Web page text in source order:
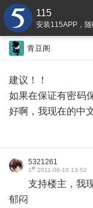
115
安装115APP，
青豆阁
建议！！
如果在保证有密码
好啊，我现在的中
5321261
1# 2011-06-10 13:52
支持楼主，我
郁闷